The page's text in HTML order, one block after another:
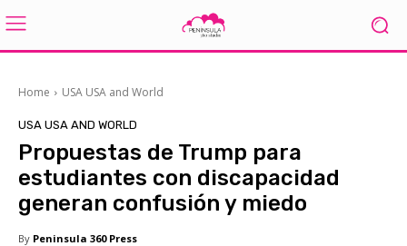
Home USA USA and World
USA USA AND WORLD
Propuestas de Trump para
estudiantes con discapacidad
generan confusión y miedo
By Peninsula 360 Press